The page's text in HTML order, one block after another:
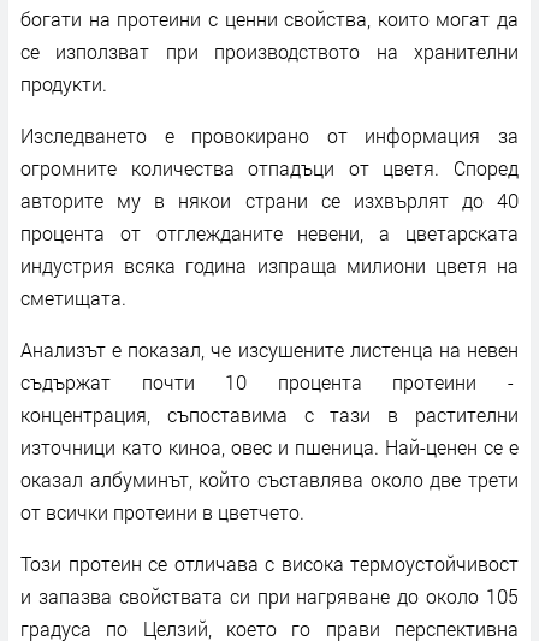
богати на протеини с ценни свойства, които могат да
се използват при производството на хранителни
продукти.
Изследването е провокирано от информация за
огромните количества отпадъци от цветя. Според
авторите му в някои страни се изхвърлят до 40
процента от отглежданите невени, а цветарската
индустрия всяка година изпраща милиони цветя на
сметищата.
Анализът е показал, че изсушените листенца на невен
съдържат почти 10 процента протеини -
концентрация, съпоставима с тази в растителни
източници като киноа, овес и пшеница. Най-ценен се е
оказал албуминът, който съставлява около две трети
от всички протеини в цветчето.
Този протеин се отличава с висока термоустойчивост
и запазва свойствата си при нагряване до около 105
градуса по Целзий, което го прави перспективна